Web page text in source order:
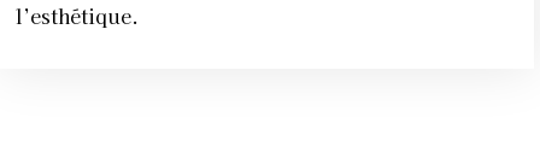
l’esthétique.